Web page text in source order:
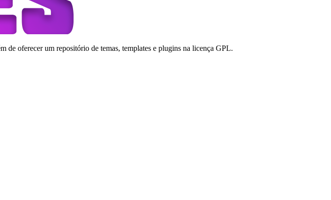
de oferecer um repositório de temas, templates e plugins na licença GPL.